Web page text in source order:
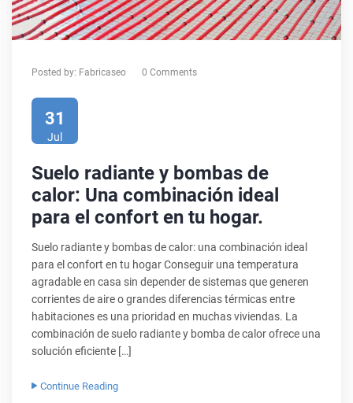
Posted by: Fabricaseo 0 Comments
31
Jul
Suelo radiante y bombas de
calor: Una combinación ideal
para el confort en tu hogar.
Suelo radiante y bombas de calor: una combinación ideal
para el confort en tu hogar Conseguir una temperatura
agradable en casa sin depender de sistemas que generen
corrientes de aire o grandes diferencias térmicas entre
habitaciones es una prioridad en muchas viviendas. La
combinación de suelo radiante y bomba de calor ofrece una
solución eficiente […]
Continue Reading